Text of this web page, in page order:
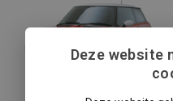
Deze website